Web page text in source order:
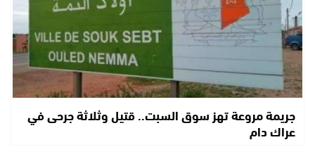
جريمة مروعة تهز سوق السبت.. قتيل وثلاثة جرحى في
عراك دام